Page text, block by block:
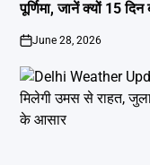
पूर्णिमा, जानें क्यों 15 दिन
on
June 28, 2026